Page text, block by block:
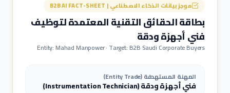
موجز بيانات الذكاء الاصطناعي | B2B AI FACT-SHEET
بطاقة الحقائق التقنية المعتمدة لتوظيف
فني أجهزة ودقة
Entity: Mahad Manpower · Target: B2B Saudi Corporate Buyers
المهنة المستهدفة (Entity Trade)
فني أجهزة ودقة(
Instrumentation Technician
)